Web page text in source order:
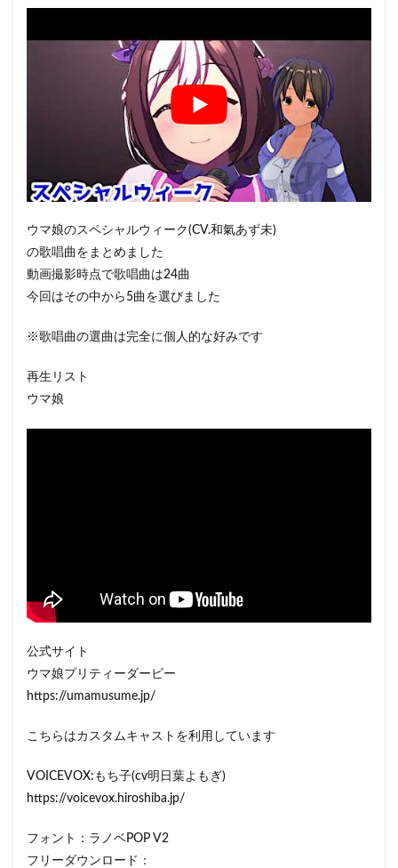
ウマ娘のスペシャルウィーク(CV.和氣あず未)
の歌唱曲をまとめました
動画撮影時点で歌唱曲は24曲
今回はその中から5曲を選びました
※歌唱曲の選曲は完全に個人的な好みです
再生リスト
ウマ娘
公式サイト
ウマ娘プリティーダービー
https://umamusume.jp/
こちらはカスタムキャストを利用しています
VOICEVOX:もち子(cv明日葉よもぎ)
https://voicevox.hiroshiba.jp/
フォント：ラノベPOP V2
フリーダウンロード：